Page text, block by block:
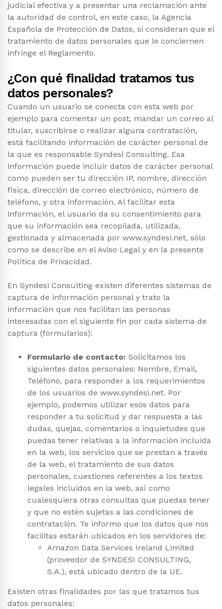
judicial efectiva y a presentar una reclamación ante
la autoridad de control, en este caso, la Agencia
Española de Protección de Datos, si consideran que el
tratamiento de datos personales que le conciernen
infringe el Reglamento.
¿Con qué finalidad tratamos tus
datos personales?
Cuando un usuario se conecta con esta web por
ejemplo para comentar un post, mandar un correo al
titular, suscribirse o realizar alguna contratación,
está facilitando información de carácter personal de
la que es responsable Syndesi Consulting. Esa
información puede incluir datos de carácter personal
como pueden ser tu dirección IP, nombre, dirección
física, dirección de correo electrónico, número de
teléfono, y otra información. Al facilitar esta
información, el usuario da su consentimiento para
que su información sea recopilada, utilizada,
gestionada y almacenada por www.syndesi.net, sólo
como se describe en el Aviso Legal y en la presente
Política de Privacidad.
En Syndesi Consulting existen diferentes sistemas de
captura de información personal y trato la
información que nos facilitan las personas
interesadas con el siguiente fin por cada sistema de
captura (formularios):
Formulario de contacto: Solicitamos los
siguientes datos personales: Nombre, Email,
Teléfono, para responder a los requerimientos
de los usuarios de www.syndesi.net. Por
ejemplo, podemos utilizar esos datos para
responder a tu solicitud y dar respuesta a las
dudas, quejas, comentarios o inquietudes que
puedas tener relativas a la información incluida
en la web, los servicios que se prestan a través
de la web, el tratamiento de sus datos
personales, cuestiones referentes a los textos
legales incluidos en la web, así como
cualesquiera otras consultas que puedas tener
y que no estén sujetas a las condiciones de
contratación. Te informo que los datos que nos
facilitas estarán ubicados en los servidores de:
Amazon Data Services Ireland Limited
(proveedor de SYNDESI CONSULTING,
S.A.), está ubicado dentro de la UE.
Existen otras finalidades por las que tratamos tus
datos personales: